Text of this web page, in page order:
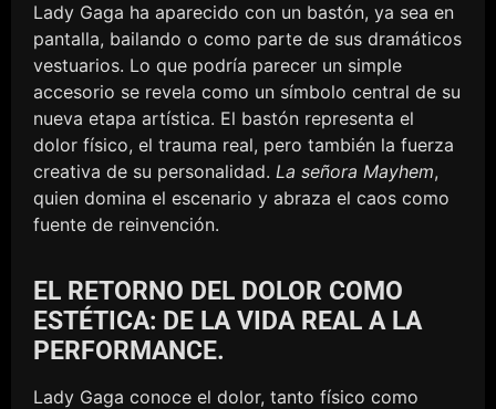
Lady Gaga ha aparecido con un bastón, ya sea en
pantalla, bailando o como parte de sus dramáticos
vestuarios. Lo que podría parecer un simple
accesorio se revela como un símbolo central de su
nueva etapa artística. El bastón representa el
dolor físico, el trauma real, pero también la fuerza
creativa de su personalidad. La señora Mayhem,
quien domina el escenario y abraza el caos como
fuente de reinvención.
EL RETORNO DEL DOLOR COMO
ESTÉTICA: DE LA VIDA REAL A LA
PERFORMANCE.
Lady Gaga conoce el dolor, tanto físico como